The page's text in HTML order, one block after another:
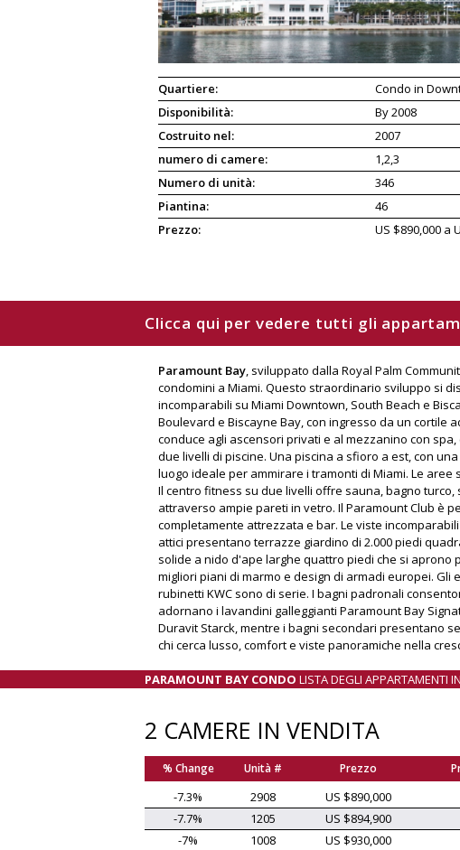
Quartiere:
Condo in
Disponibilità:
By 2008
Costruito nel:
2007
numero di camere:
1,2,3
Numero di unità:
346
Piantina:
46
Prezzo:
US $890,000 a
Clicca qui per vedere tutti gli
Paramount Bay, sviluppato dalla Royal Palm
condomini a Miami. Questo straordinario sviluppo si
incomparabili su Miami Downtown, South Beach e
Boulevard e Biscayne Bay, con ingresso da un cortile
conduce agli ascensori privati e al mezzanino con
due livelli di piscine. Una piscina a sfioro a est, con
luogo ideale per ammirare i tramonti di Miami. Le
Il centro fitness su due livelli offre sauna, bagno
attraverso ampie pareti in vetro. Il Paramount Club è
completamente attrezzata e bar. Le viste
attici presentano terrazze giardino di 2.000 piedi
solide a nido d'ape larghe quattro piedi che si aprono
migliori piani di marmo e design di armadi europei.
rubinetti KWC sono di serie. I bagni padronali
adornano i lavandini galleggianti Paramount Bay
Duravit Starck, mentre i bagni secondari presentano
chi cerca lusso, comfort e viste panoramiche nella
PARAMOUNT BAY CONDO LISTA DEGLI APPARTAMENTI
2 CAMERE IN VENDITA
% Change Unità # Prezzo
-7.3% 2908 US $890,000
-7.7%
1205 US $894,900
-7%
1008 US $930,000